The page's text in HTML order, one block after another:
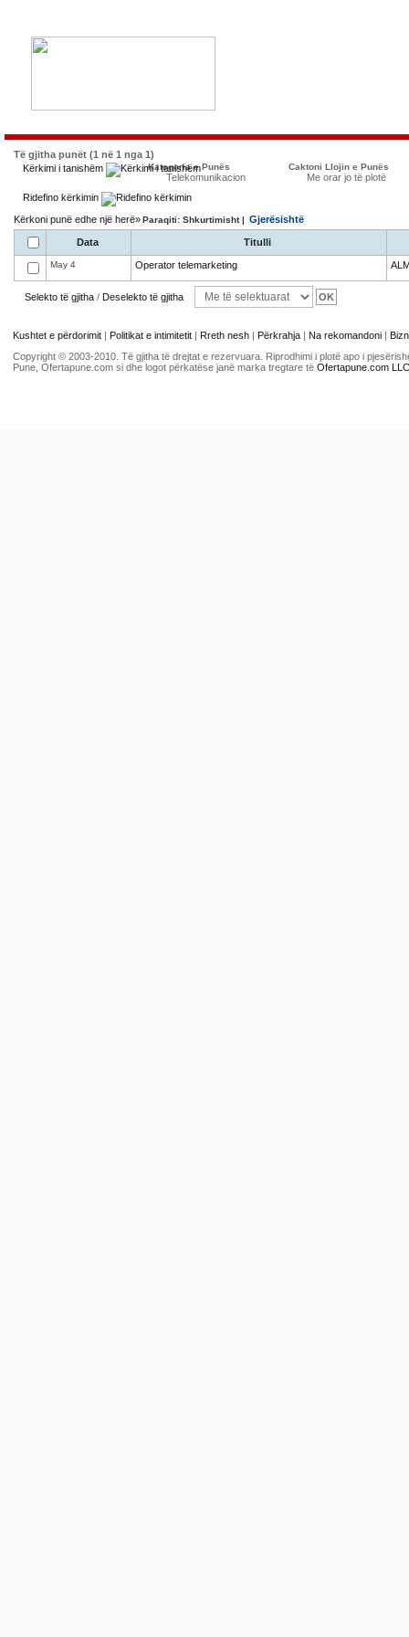
Të gjitha punët (1 në 1 nga 1)
Kërkimi i tanishëm
Kategoria e Punës
Telekomunikacion
Caktoni Llojin e Punës
Me orar jo të plotë
Ridefino kërkimin
Kërkoni punë edhe një herë»Paraqiti: Shkurtimisht | Gjerësishtë
Data Titulli
May 4 Operator telemarketing
Selekto të gjitha / Deselekto të gjitha
Kushtet e përdorimit | Politikat e intimitetit | Rreth nesh | Përkrahja | Na rekomandoni |
Copyright © 2003-2010. Të gjitha të drejtat e rezervuara. Riprodhimi i plotë apo i
Pune, Ofertapune.com si dhe logot përkatëse janë marka tregtare të Ofertapune.com LLC